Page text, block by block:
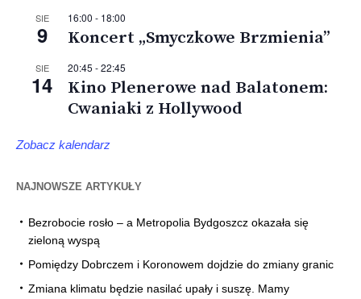
SIE
9
16:00 - 18:00
Koncert „Smyczkowe Brzmienia”
SIE
14
20:45 -22:45
Kino Plenerowe nad Balatonem:
Cwaniaki z Hollywood
Zobacz kalendarz
NAJNOWSZE ARTYKUŁY
Bezrobocie rosło – a Metropolia Bydgoszcz okazała się
zieloną wyspą
Pomiędzy Dobrczem i Koronowem dojdzie do zmiany granic
Zmiana klimatu będzie nasilać upały i suszę. Mamy